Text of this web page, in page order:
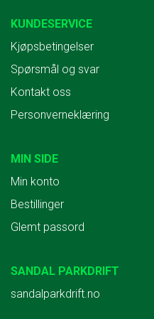
KUNDESERVICE
Kjøpsbetingelser
Spørsmål og svar
Kontakt oss
Personverneklæring
MIN SIDE
Min konto
Bestillinger
Glemt passord
SANDAL PARKDRIFT
sandalparkdrift.no